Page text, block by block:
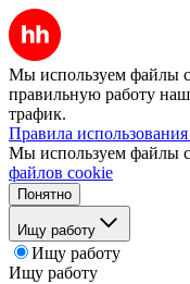
Мы используем файлы
правильную работу
трафик.
Правила
Мы используем файлы
файлов cookie
Понятно
Ищу работу
Ищу работу
Ищу работу